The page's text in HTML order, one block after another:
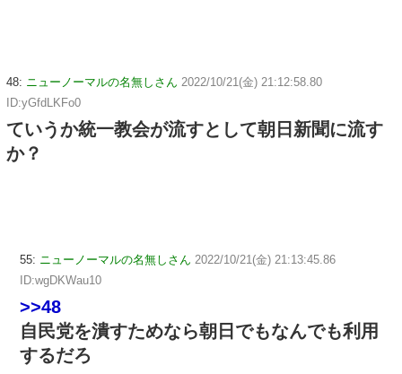
48: ニューノーマルの名無しさん 2022/10/21(金) 21:12:58.80
ID:yGfdLKFo0
ていうか統一教会が流すとして朝日新聞に流す
か？
55: ニューノーマルの名無しさん 2022/10/21(金) 21:13:45.86
ID:wgDKWau10
>>48
自民党を潰すためなら朝日でもなんでも利用
するだろ